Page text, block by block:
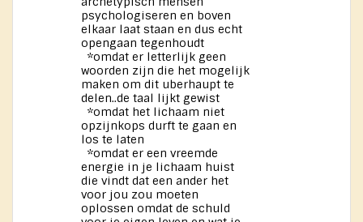
psychologiseren en boven
elkaar laat staan en dus echt
opengaan tegenhoudt
*omdat er letterlijk geen
woorden zijn die het mogelijk
maken om dit uberhaupt te
delen..de taal lijkt gewist
*omdat het lichaam niet
opzijnkops durft te gaan en
los te laten
*omdat er een vreemde
energie in je lichaam huist
die vindt dat een ander het
voor jou zou moeten
oplossen omdat de schuld